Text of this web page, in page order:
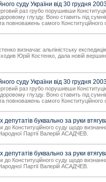
суду України від 30 грудня
раз грубо порушивши
глузду. Воно ставить під
повноважень самого Конституційного
визначає альпіністську
Юрій Костенко, дала новій
суду України від 30 грудня
раз грубо порушивши
глузду. Воно ставить під
повноважень самого Конституційного
буквально за руки
до Конституційного суду щодо
Партії Валерій АСАДЧЕВ.
буквально за руки
до Конституційного суду щодо
Партії Валерій АСАДЧЕВ.